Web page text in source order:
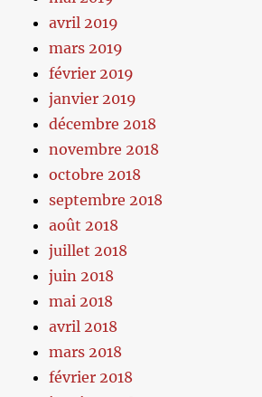
avril 2019
mars 2019
février 2019
janvier 2019
décembre 2018
novembre 2018
octobre 2018
septembre 2018
août 2018
juillet 2018
juin 2018
mai 2018
avril 2018
mars 2018
février 2018